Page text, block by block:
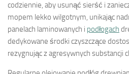
codziennie, aby usunąć sierść i
mopem lekko wilgotnym, unikając
panelach laminowanych i podłogach
dedykowane środki czyszczące
rezygnując z agresywnych substancji